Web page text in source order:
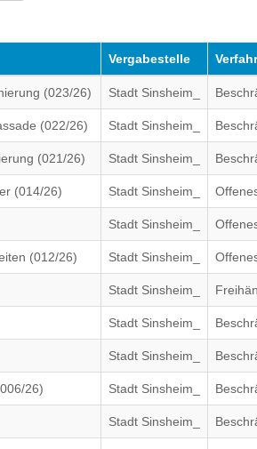
Vergabestelle
(023/26) Stadt Sinsheim_
(022/26) Stadt Sinsheim_
(021/26) Stadt Sinsheim_
(014/26) Stadt Sinsheim_
Stadt Sinsheim_
(012/26) Stadt Sinsheim_
Stadt Sinsheim_
Stadt Sinsheim_
Stadt Sinsheim_
26) Stadt Sinsheim_
Stadt Sinsheim_